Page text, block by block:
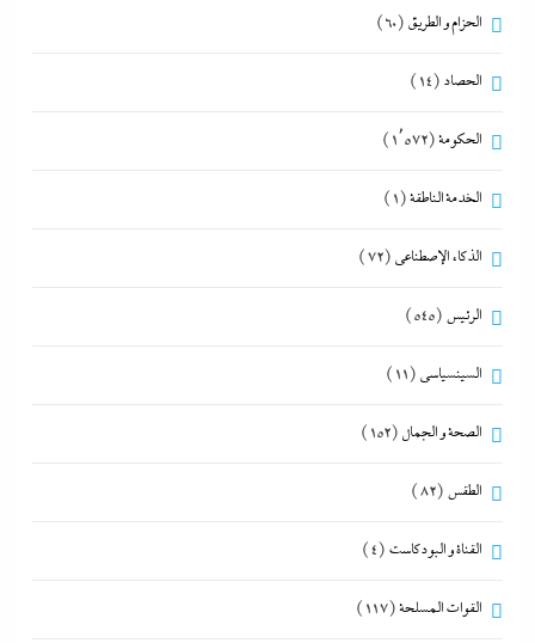
الحزام و الطريق (60)
الحصاد (14)
الحكومة(1٬572)
الخدمة الناطقة(1)
الذكاء الإصطناعي (72)
الرئيس (545)
السينسياسي (11)
الصحة و الجمال (152)
الطقس (82)
القناة و البودكاست (4)
القوات المسلحة(117)